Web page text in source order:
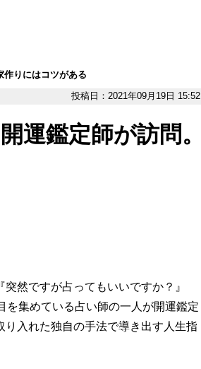
作りにはコツがある
投稿日：2021年09月19日 15:52
運鑑定師が訪問。
然ですが占ってもいいですか？』
を集めている占い師の一人が開運鑑定
入れた独自の手法で導き出す人生指